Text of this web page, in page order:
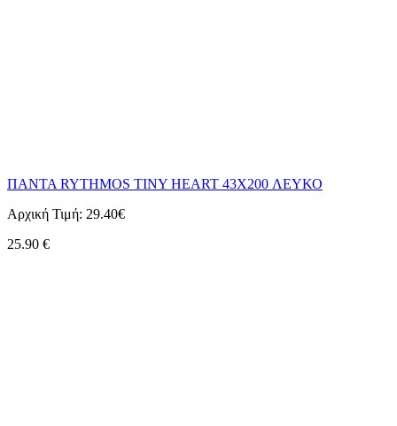
ΠΑΝΤΑ RYTHMOS TINY HEART 43X200 ΛΕΥΚΟ
Αρχική Τιμή: 29.40€
25.90 €